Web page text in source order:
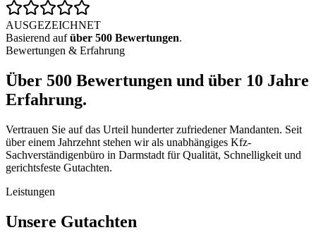
AUSGEZEICHNET
Basierend aufüber 500 Bewertungen.
Bewertungen & Erfahrung
Über 500 Bewertungen und über 10 Jahre
Erfahrung.
Vertrauen Sie auf das Urteil hunderter zufriedener Mandanten. Seit
über einem Jahrzehnt stehen wir als unabhängiges Kfz-
Sachverständigenbüro in Darmstadt für Qualität, Schnelligkeit und
gerichtsfeste Gutachten.
Leistungen
Unsere Gutachten